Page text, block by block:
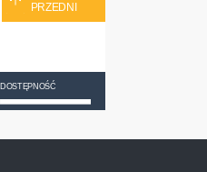
PRZEDNI
DOSTĘPNOŚĆ